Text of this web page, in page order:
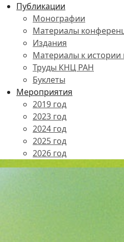
Публикации
Монографии
Материалы
Издания
Материалы к истории
Труды КНЦ РАН
Буклеты
Мероприятия
2019 год
2023 год
2024 год
2025 год
2026 год